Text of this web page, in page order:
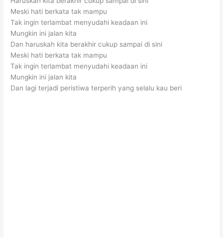
Meski hati berkata tak mampu
Tak ingin terlambat menyudahi keadaan ini
Mungkin ini jalan kita
Dan haruskah kita berakhir cukup sampai di sini
Meski hati berkata tak mampu
Tak ingin terlambat menyudahi keadaan ini
Mungkin ini jalan kita
Dan lagi terjadi peristiwa terperih yang selalu kau beri